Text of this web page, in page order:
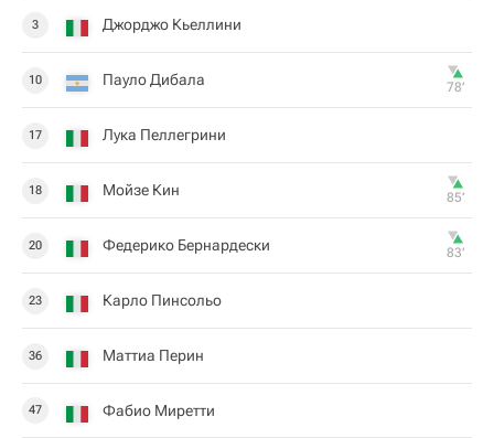
3 Джорджо Кьеллини
10 Пауло Дибала 78‎’‎
17 Лука Пеллегрини
18 Мойзе Кин 85‎’‎
20 Федерико Бернардески 83‎’‎
23 Карло Пинсольо
36 Маттиа Перин
47 Фабио Миретти